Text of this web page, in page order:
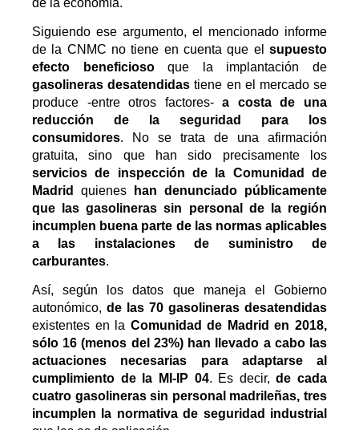
de la economía.
Siguiendo ese argumento, el mencionado informe
de la CNMC no tiene en cuenta que el supuesto
efecto beneficiosoque la implantación de
gasolineras desatendidas tiene en el mercado se
produce -entre otros factores-a costa de una
reducción de la seguridad para los
consumidores. No se trata de una afirmación
gratuita, sino que han sido precisamente los
servicios de inspección de la Comunidad de
Madrid
quienes
han denunciado públicamente
que las gasolineras sin personal de la región
incumplen buena parte de las normas aplicables
a las instalaciones de suministro de
carburantes.
Así, según los datos que maneja el Gobierno
autonómico, de las 70 gasolineras desatendidas
existentes en la Comunidad de Madrid en 2018,
sólo 16 (menos del 23%) han llevado a cabo las
actuaciones necesarias para adaptarse al
cumplimiento de la MI-IP 04. Es decir,de cada
cuatro gasolineras sin personal madrileñas, tres
incumplen la normativa de seguridad industrial